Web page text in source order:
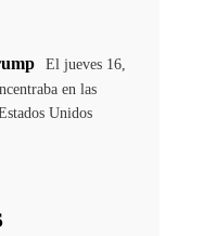
El jueves 16,
en las
Unidos